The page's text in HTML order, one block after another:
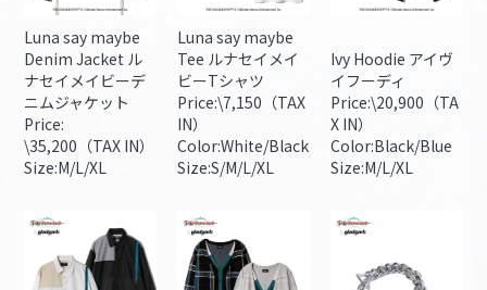
Luna say maybe
Denim Jacket ル
ナセイメイビーデ
ニムジャケット
Price:
\35,200（TAX IN）
Size:M/L/XL
Luna say maybe
Tee ルナセイメイ
ビーTシャツ
Price:\7,150（TAX
IN）
Color:White/Black
Size:S/M/L/XL
Ivy Hoodie アイヴ
イフーディ
Price:\20,900（TA
X IN）
Color:Black/Blue
Size:M/L/XL